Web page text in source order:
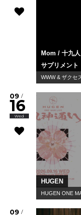
Mom / 十九
サプリメント
WWW & ザクセ
09 /
16
Wed
HUGEN
HUGEN ONE
09 /